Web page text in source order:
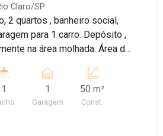
Claro/SP
2 quartos , banheiro social,
para 1 carro. Depósito ,
na área molhada. Área de
de festas, playground.
1 1
Garagem
50 m²
Const.